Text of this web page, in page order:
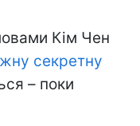
Кім Чен
секретну
– поки